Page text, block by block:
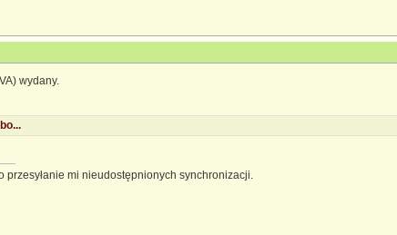
wydany.
przesyłanie mi nieudostępnionych synchronizacji.